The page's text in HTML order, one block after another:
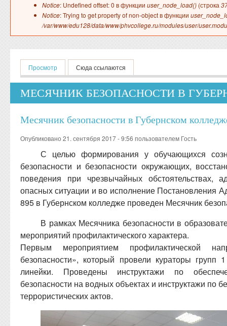
Notice: Undefined offset: 0 в функции user_node_load() (строка
Notice: Trying to get property of non-object в функции
/var/www/edu128/data/www/phvcollege.ru/modules/user/
Главные вкладки
Просмотр (активная вкладка)
Сюда ссылаются
МЕСЯЧНИК БЕЗОПАСНОСТИ В
Месячник безопасности в Губернском
Опубликовано 21. сентября 2017 - 9:56 пользователем Гость
С целью формирования у обучающихся
безопасности и безопасности окружающих,
поведения при чрезвычайных обстоятельствах,
опасных ситуации и во исполнение Постановления
895 в Губернском колледже проведен Месячник
В рамках Месячника безопасности в
мероприятий профилактического характера.
Первым мероприятием профилактической
безопасности», который провели кураторы групп
линейки. Проведены инструктажи по
безопасности на водных объектах и инструктажи по
террористических актов.